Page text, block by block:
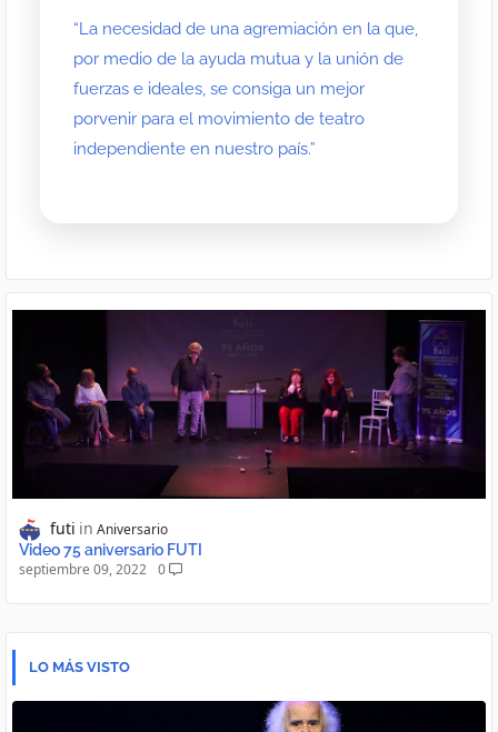
“La necesidad de una agremiación en la que,
por medio de la ayuda mutua y la unión de
fuerzas e ideales, se consiga un mejor
porvenir para el movimiento de teatro
independiente en nuestro país.”
futi Aniversario
Video 75 aniversario FUTI
septiembre 09, 2022 0
LO MÁS VISTO